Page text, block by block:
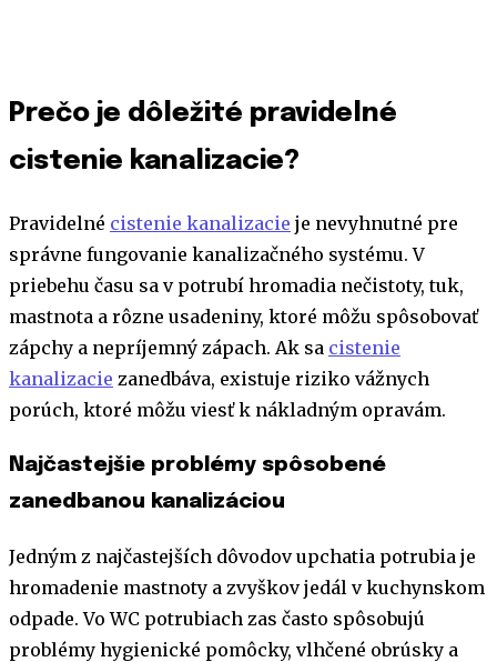
Prečo je dôležité pravidelné
cistenie kanalizacie?
Pravidelné cistenie kanalizacie je nevyhnutné pre
správne fungovanie kanalizačného systému. V
priebehu času sa v potrubí hromadia nečistoty, tuk,
mastnota a rôzne usadeniny, ktoré môžu spôsobovať
zápchy a nepríjemný zápach. Ak sa cistenie
kanalizacie zanedbáva, existuje riziko vážnych
porúch, ktoré môžu viesť k nákladným opravám.
Najčastejšie problémy spôsobené
zanedbanou kanalizáciou
Jedným z najčastejších dôvodov upchatia potrubia je
hromadenie mastnoty a zvyškov jedál v kuchynskom
odpade. Vo WC potrubiach zas často spôsobujú
problémy hygienické pomôcky, vlhčené obrúsky a